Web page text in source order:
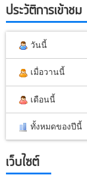
ประวัติการเข้าชม
วันนี้
เมื่อวานนี้
เดือนนี้
ทั้งหมดของปีนี้
เว็บไซต์